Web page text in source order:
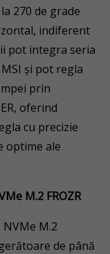
270 de grade
indiferent
pot integra seria
MSI și pot regla
prin
oferind
cu precizie
optime ale
M.2 FROZR
NVMe M.2
de până